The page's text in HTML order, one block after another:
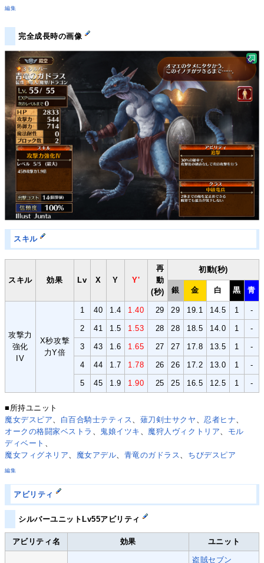
編集
完全成長時の画像
スキル
スキル 効果 Lv X Y Y'
再
動
(秒)
初動(秒)
銀 金 白 黒 青
攻撃力
強化
IV
X秒攻撃
力Y倍
1 40 1.4 1.40 29 29 19.1 14.5 1 -
2 41 1.5 1.53 28 28 18.5 14.0 1 -
3 43 1.6 1.65 27 27 17.8 13.5 1 -
4 44 1.7 1.78 26 26 17.2 13.0 1 -
5 45 1.9 1.90 25 25 16.5 12.5 1 -
■所持ユニット
魔女デスピア
白百合騎士テティス 薙刀剣士サクヤ 忍者ヒナ
オークの格闘家ベストラ
鬼娘イツキ 魔狩人ヴィクトリア
モル
ディベート
魔女フィグネリア
魔女アデル 青竜のガドラス ちびデスピア
編集
アビリティ
シルバーユニットLv55アビリティ
アビリティ名 効果 ユニット
盗賊セブン